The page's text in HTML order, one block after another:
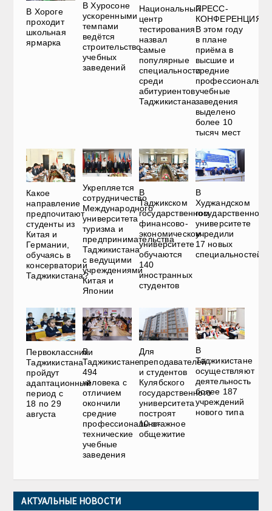
В Хороге
проходит
школьная
ярмарка
В Хуросоне
ускоренными
темпами
ведётся
строительство
учебных
заведений
Национальный
центр
тестирования
назвал
самые
популярные
специальности
среди
абитуриентов
Таджикистана
ПРЕСС-
КОНФЕРЕНЦИЯ.
В этом году
в плане
приёма в
высшие и
средние
учебные
заведения
выделено
более 10
тысяч мест
Какое
направление
предпочитают
студенты из
Китая и
Германии,
обучаясь в
консерватории
Таджикистана?
Укрепляется
сотрудничество
Международного
университета
туризма и
предпринимательства
Таджикистана
с ведущими
учреждениями
Китая и
Японии
В
Таджикском
государственном
финансово-
экономическом
университете
обучаются
140
иностранных
студентов
В
Худжандском
государственном
университете
учредили
17 новых
специальностей
Первоклассники
Таджикистана
пройдут
адаптационный
период с
18 по 29
августа
В
Таджикистане
494
человека с
отличием
окончили
средние
профессионально-
технические
учебные
заведения
Для
преподавателей
и студентов
Кулябского
государственного
университета
построят
10-этажное
общежитие
В
Таджикистане
осуществляют
деятельность
более 187
учреждений
нового типа
АКТУАЛЬНЫЕ НОВОСТИ